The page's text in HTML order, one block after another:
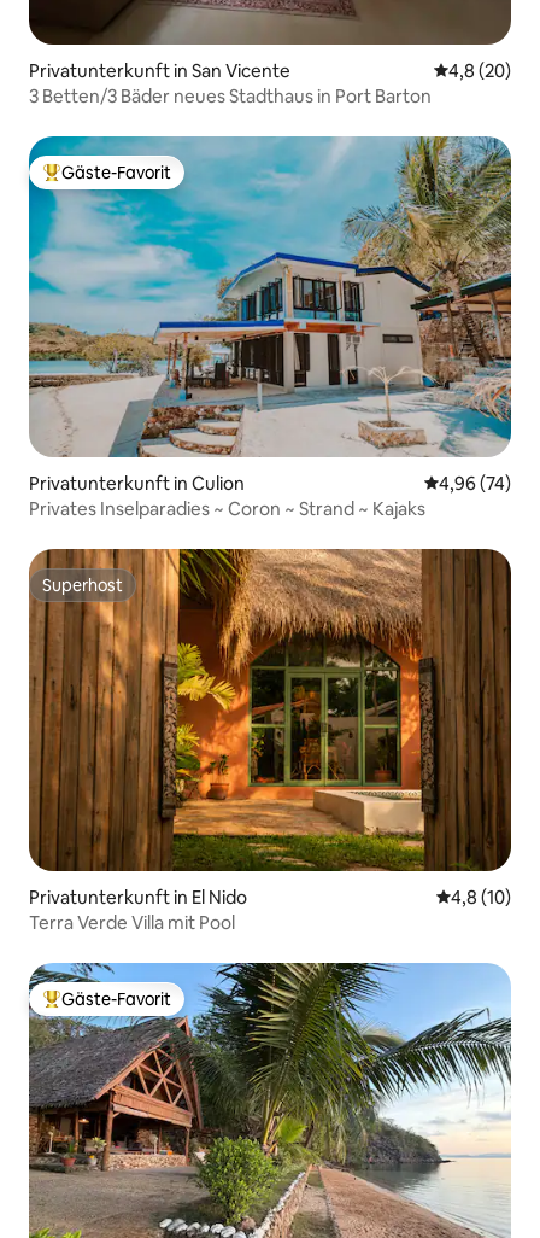
Privatunterkunft in San Vicente
4,8 (20)
3 Betten/3 Bäder neues Stadthaus in Port Barton
Beliebter Gäste-Favorit.
Gäste-Favorit
Privatunterkunft in Culion
4,96 (74)
Privates Inselparadies ~ Coron ~ Strand ~ Kajaks
Superhost
Superhost
Privatunterkunft in El Nido
4,8 (10)
Terra Verde Villa mit Pool
Beliebter Gäste-Favorit.
Gäste-Favorit